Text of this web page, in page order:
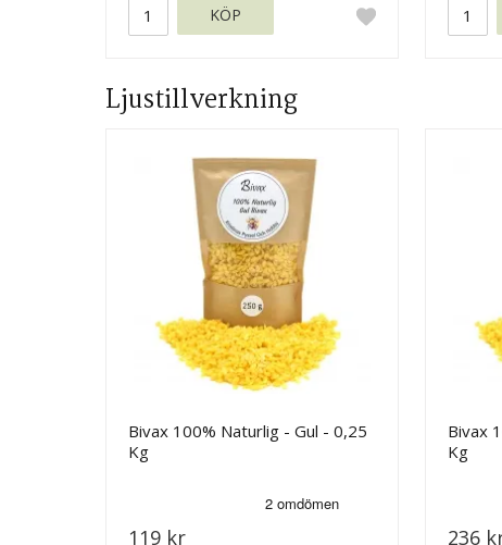
KÖP
Ljustillverkning
Bivax 100% Naturlig - Gul - 0,25
Kg
119 kr
Bivax
Kg
236